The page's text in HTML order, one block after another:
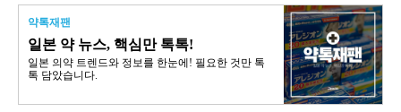
약톡재팬
일본 약 뉴스, 핵심만 톡톡!
일본 의약 트렌드와 정보를 한눈에! 필요한 것만 톡
톡 담았습니다.